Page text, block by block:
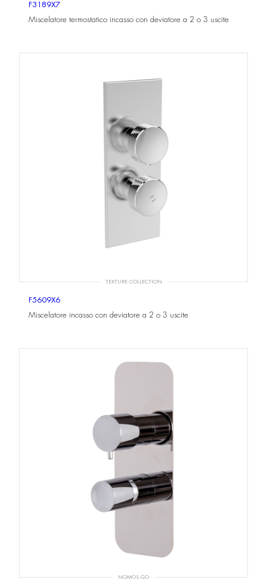
F3189X7
Miscelatore termostatico incasso con deviatore a 2 o 3 uscite
TEXTURE COLLECTION
F5609X6
Miscelatore incasso con deviatore a 2 o 3 uscite
NOMOS GO